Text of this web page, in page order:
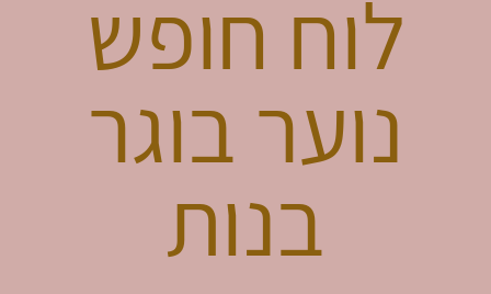
לוח חופש
נוער בוגר
בנות